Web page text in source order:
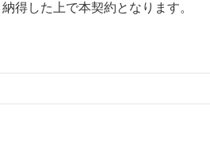
得した上で本契約となります。